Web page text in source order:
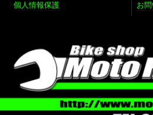
個人情報保護 お